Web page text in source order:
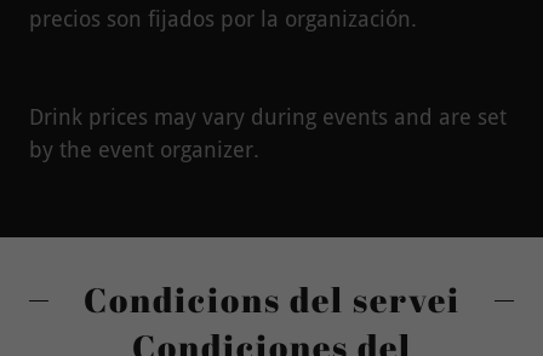
precios son fijados por la organización.
Drink prices may vary during events and are set
by the event organizer.
Condicions del servei
Condiciones del